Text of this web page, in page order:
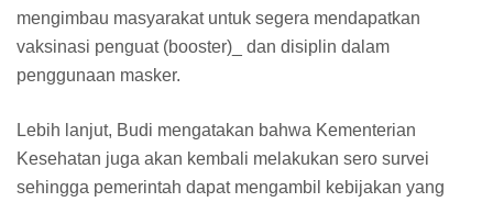
mengimbau masyarakat untuk segera mendapatkan
vaksinasi penguat (booster)_ dan disiplin dalam
penggunaan masker.
Lebih lanjut, Budi mengatakan bahwa Kementerian
Kesehatan juga akan kembali melakukan sero survei
sehingga pemerintah dapat mengambil kebijakan yang